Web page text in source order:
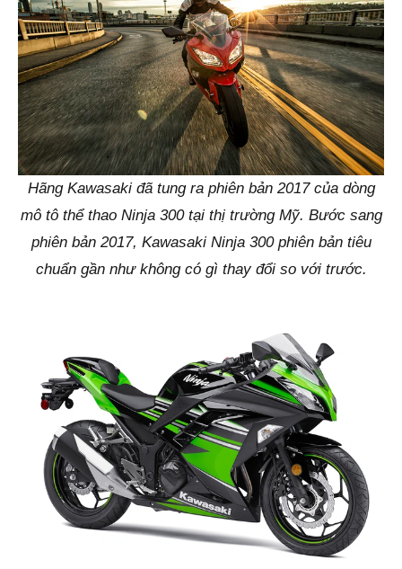
Hãng Kawasaki đã tung ra phiên bản 2017 của dòng
mô tô thể thao Ninja 300 tại thị trường Mỹ. Bước sang
phiên bản 2017, Kawasaki Ninja 300 phiên bản tiêu
chuẩn gần như không có gì thay đổi so với trước.